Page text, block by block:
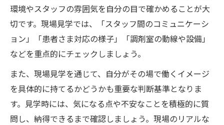
環境やスタッフの雰囲気を自分の目で確かめることが大
切です。現場見学では、「スタッフ間のコミュニケーシ
ョン」「患者さま対応の様子」「調剤室の動線や設備」
などを重点的にチェックしましょう。
また、現場見学を通じて、自分がその場で働くイメージ
を具体的に持てるかどうかも重要な判断基準となりま
す。見学時には、気になる点や不安なことを積極的に質
問し、納得できるまで確認しましょう。現場のリアルな